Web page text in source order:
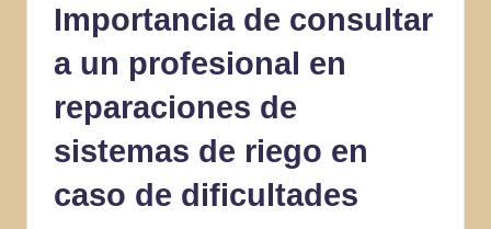
Importancia de consultar
a un profesional en
reparaciones de
sistemas de riego en
caso de dificultades